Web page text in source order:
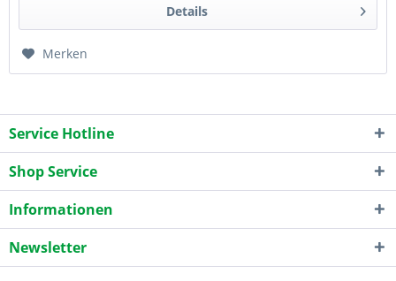
Details
Merken
Service Hotline
Shop Service
Informationen
Newsletter